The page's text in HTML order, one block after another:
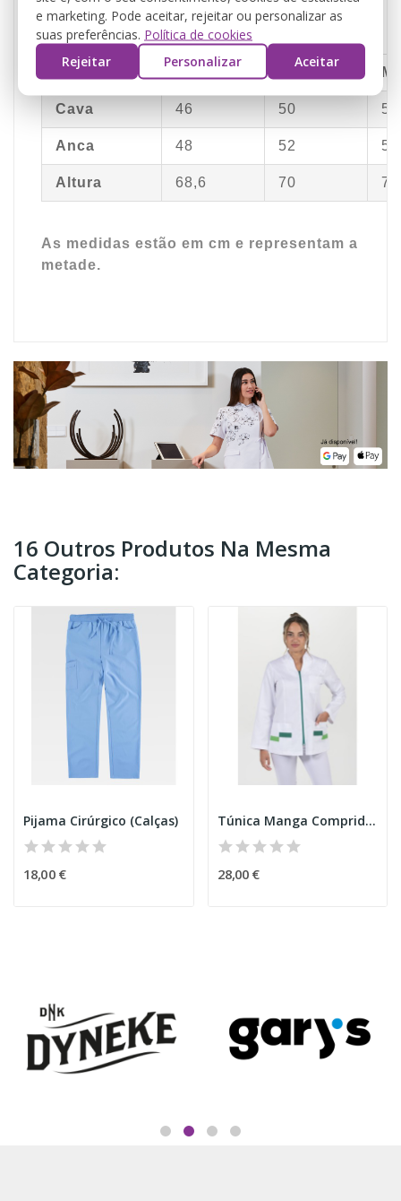
M
Cava 46 50 54
Anca 48 52 56
Altura 68,6 70
As medidas estão em cm e representam a
metade.
16 Outros Produtos Na Mesma
Categoria:
Pijama Cirúrgico (Calças)
18,00 €
Túnica Manga Comprida fecho verde
28,00 €
e marketing. Pode aceitar, rejeitar ou personalizar as
suas preferências. Política de cookies
Rejeitar
Personalizar Aceitar